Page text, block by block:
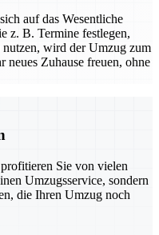
auf das Wesentliche
z. B. Termine festlegen,
wird der Umzug zum
Zuhause freuen, ohne
Sie von vielen
Umzugsservice, sondern
die Ihren Umzug noch